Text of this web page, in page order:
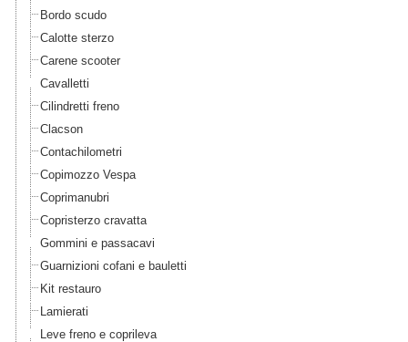
Bordo scudo
Calotte sterzo
Carene scooter
Cavalletti
Cilindretti freno
Clacson
Contachilometri
Copimozzo Vespa
Coprimanubri
Copristerzo cravatta
Gommini e passacavi
Guarnizioni cofani e bauletti
Kit restauro
Lamierati
Leve freno e coprileva